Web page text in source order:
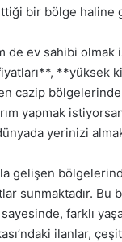
bir bölge haline
de ev sahibi
**yüksek
cazip
yapmak
yerinizi
gelişen
sunmaktadır. Bu
farklı
ilanlar,